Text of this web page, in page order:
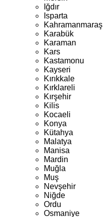
Iğdır
Isparta
Kahramanmaraş
Karabük
Karaman
Kars
Kastamonu
Kayseri
Kırıkkale
Kırklareli
Kırşehir
Kilis
Kocaeli
Konya
Kütahya
Malatya
Manisa
Mardin
Muğla
Muş
Nevşehir
Niğde
Ordu
Osmaniye